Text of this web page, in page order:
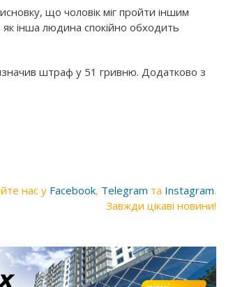
що чоловік міг пройти іншим
інша людина спокійно обходить
штраф у 51 гривню. Додатково з
нас у Facebook, Telegram та Instagram.
Завжди цікаві новини!